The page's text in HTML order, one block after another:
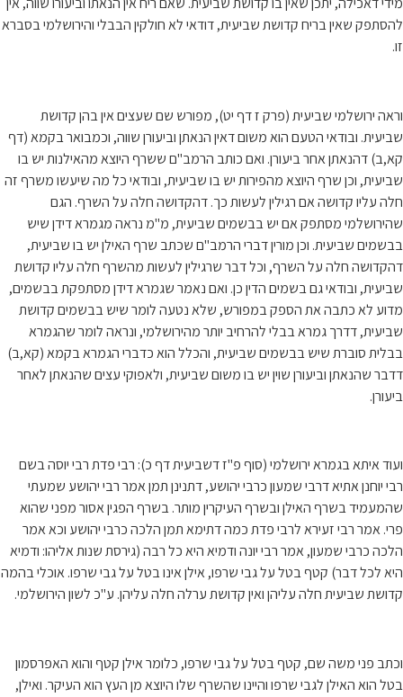
להסתפק שאין בריח קדושת שביעית, דודאי לא חולקין הבבלי והירושלמי בסברא
זו.
וראה ירושלמי שביעית (פרק ז דף יט), מפורש שם שעצים אין בהן קדושת
שביעית. ובודאי הטעם הוא משום דאין הנאתן וביעורן שווה, וכמבואר בקמא (דף
קא,ב) דהנאתן אחר ביעורן. ואם כותב הרמב"ם ששרף היוצא מהאילנות יש בו
שביעית, וכן שרף היוצא מהפירות יש בו שביעית, ובודאי כל מה שיעשו משרף זה
חלה עליו קדושה אם רגילין לעשות כך. דהקדושה חלה על השרף. הגם
שהירושלמי מסתפק אם יש בבשמים שביעית, מ"מ נראה מגמרא דידן שיש
בבשמים שביעית. וכן מורין דברי הרמב"ם שכתב שרף האילן יש בו שביעית,
דהקדושה חלה על השרף, וכל דבר שרגילין לעשות מהשרף חלה עליו קדושת
שביעית, ובודאי גם בשמים הדין כן. ואם נאמר שגמרא דידן מסתפקת בבשמים,
מדוע לא כתבה את הספק במפורש, שלא נטעה לומר שיש בבשמים קדושת
שביעית, דדרך גמרא בבלי להרחיב יותר מהירושלמי, ונראה לומר שהגמרא
בבלית סוברת שיש בבשמים שביעית, והכלל הוא כדברי הגמרא בקמא (קא,ב)
דדבר שהנאתן וביעורן שוין יש בו משום שביעית, ולאפוקי עצים שהנאתן לאחר
ביעורן.
ועוד איתא בגמרא ירושלמי (סוף פ"ז דשביעית דף כ): רבי פדת רבי יוסה בשם
רבי יוחנן אתיא דרבי שמעון כרבי יהושע, דתנינן תמן אמר רבי יהושע שמעתי
שהמעמיד בשרף האילן ובשרף העיקרין מותר. בשרף הפגין אסור מפני שהוא
פרי. אמר רבי זעירא לרבי פדת כמה דתימא תמן הלכה כרבי יהושע וכא אמר
הלכה כרבי שמעון, אמר רבי יונה ודמיא היא כל רבה (גירסת שנות אליהו: ודמיא
היא לכל דבר) קטף בטל על גבי שרפו, אילן אינו בטל על גבי שרפו. אוכלי בהמה
קדושת שביעית חלה עליהן ואין קדושת ערלה חלה עליהן. ע"כ לשון הירושלמי.
וכתב פני משה שם, קטף בטל על גבי שרפו, כלומר אילן קטף והוא האפרסמון
בטל הוא האילן לגבי שרפו והיינו שהשרף שלו היוצא מן העץ הוא העיקר. ואילן,